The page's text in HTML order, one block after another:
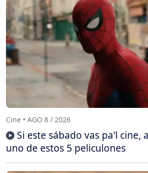
Cine • AGO 8 / 2026
Si este sábado vas pa'l cine,
uno de estos 5 peliculones